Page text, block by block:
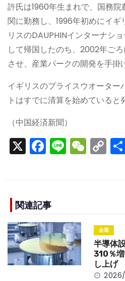
許氏は1960年生まれで、国務
関に勤務し、1996年初めにイ
リスのDAUPHINインターナシ
して帰国したのち、2002年ご
させ、産業パークの開発を手掛
イギリスのプライスウオーター
トはすでに清算を始めていると
（中国経済新聞）
X F
a
e
b
o
o
k
Li
n
W
e
C
o
n
k
関連記事
企業
半導体
310％
し上げ